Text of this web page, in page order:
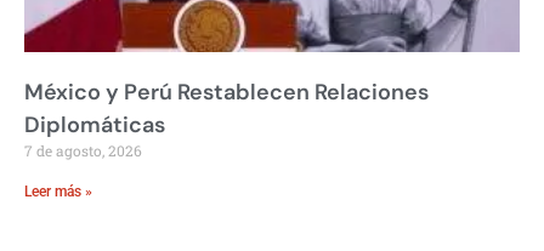
México y Perú Restablecen Relaciones
Diplomáticas
7 de agosto, 2026
Leer más »